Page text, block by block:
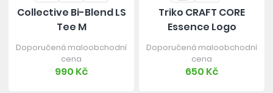
Collective Bi-Blend LS
Tee M
Doporučená maloobchodní
cena
990 Kč
Triko CRAFT CORE
Essence Logo
Doporučená maloobchodní
cena
650 Kč